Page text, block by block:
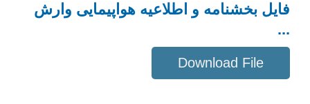
فایل بخشنامه و اطلاعیه هواپیمایی وارش
...
Download File